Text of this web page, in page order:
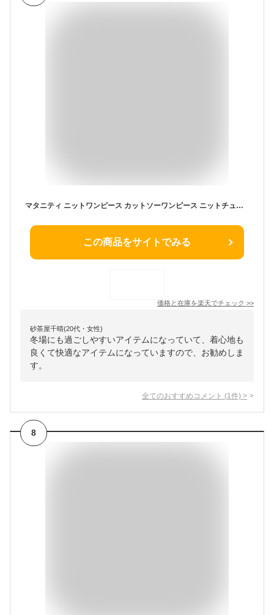
マタニティ ニットワンピース カットソーワンピース ニットチュニック ミニ チュニック プリーツ切り替え Aラインスカート 膝丈 長袖 レディース ファッション 秋服 冬服 全2色
この商品をサイトでみる
価格と在庫を楽天でチェック >>
砂茶屋千晴(20代・女性)
冬場にも過ごしやすいアイテムになっていて、着心地も
良くて快適なアイテムになっていますので、お勧めしま
す。
全てのおすすめコメント (1 件) >
8